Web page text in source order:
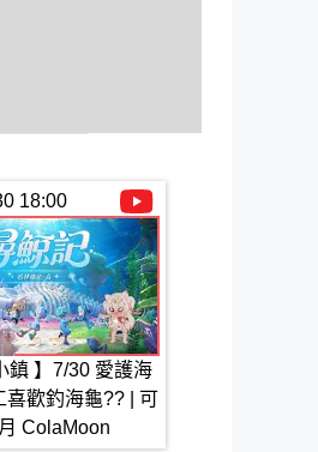
18:00
鎮 】7/30 愛護海
喜歡釣海龜?? | 可
ColaMoon